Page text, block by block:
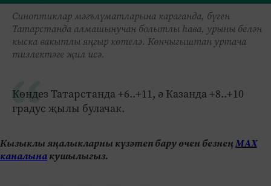
Синоптиклар мәгълүматларына караганда, бүген
Татарстанда алмашынучан болытлы һава, урыны белән
кыска вакытлы яңгыр көтелә. Көнчыгыштан уртача
тизлектәге җил исә.
Көндез Татарстанда +6..+11, ә Казанда +8..+10
градус җылы булачак.
Кызыклы яңалыкларны күзәтеп бару өчен безнеңМАХ
каналынакушылыгыз.